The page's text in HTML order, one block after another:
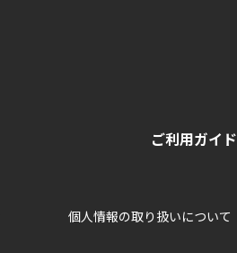
ご利用ガイド
個人情報の取り扱いについて